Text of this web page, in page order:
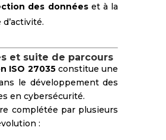
des donnéeset à la
et suite de parcours
ISO 27035constitue une
le développement des
en cybersécurité.
complétée par plusieurs
: